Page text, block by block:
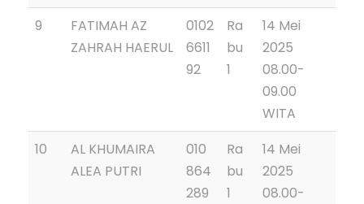
9
FATIMAH AZ
ZAHRAH HAERUL
0102
6611
92
Ra
bu
1
14 Mei
2025
08.00-
09.00
WITA
10
AL KHUMAIRA
ALEA PUTRI
010
864
289
Ra
bu
1
14 Mei
2025
08.00-